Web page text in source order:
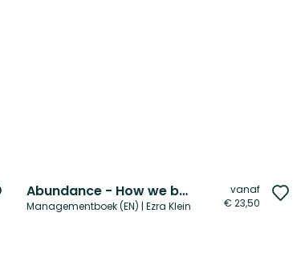
Voeg
Abundance - How we build a better future
Managementboek (EN) | Ezra Klein
vanaf
€ 23,50